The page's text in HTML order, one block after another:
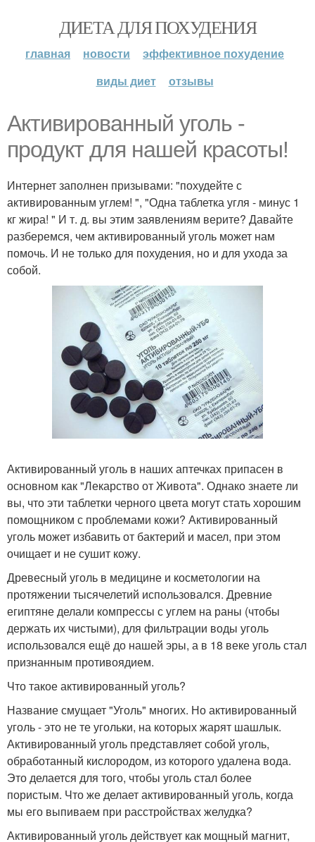
ДИЕТА ДЛЯ ПОХУДЕНИЯ
главная новости
эффективное похудение
виды диет
отзывы
Активированный уголь -
продукт для нашей красоты!
Интернет заполнен призывами: "похудейте с
активированным углем! ", "Одна таблетка угля - минус 1
кг жира! " И т. д. вы этим заявлениям верите? Давайте
разберемся, чем активированный уголь может нам
помочь. И не только для похудения, но и для ухода за
собой.
Активированный уголь в наших аптечках припасен в
основном как "Лекарство от Живота". Однако знаете ли
вы, что эти таблетки черного цвета могут стать хорошим
помощником с проблемами кожи? Активированный
уголь может избавить от бактерий и масел, при этом
очищает и не сушит кожу.
Древесный уголь в медицине и косметологии на
протяжении тысячелетий использовался. Древние
египтяне делали компрессы с углем на раны (чтобы
держать их чистыми), для фильтрации воды уголь
использовался ещё до нашей эры, а в 18 веке уголь стал
признанным противоядием.
Что такое активированный уголь?
Название смущает "Уголь" многих. Но активированный
уголь - это не те угольки, на которых жарят шашлык.
Активированный уголь представляет собой уголь,
обработанный кислородом, из которого удалена вода.
Это делается для того, чтобы уголь стал более
пористым. Что же делает активированный уголь, когда
мы его выпиваем при расстройствах желудка?
Активированный уголь действует как мощный магнит,